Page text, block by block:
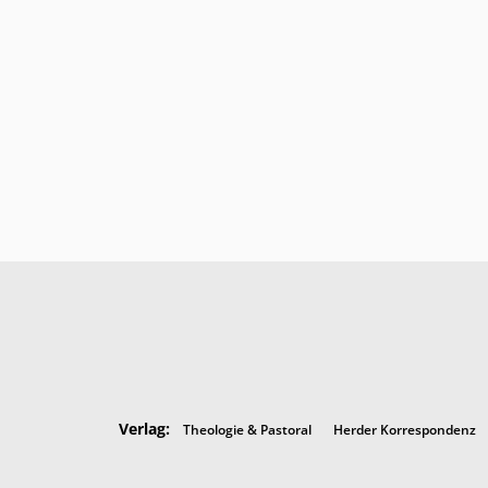
Verlag: Theologie & Pastoral Herder Korrespondenz